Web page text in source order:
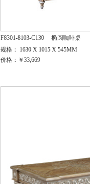
F8301-8103-C130
椭圆咖啡桌
规格： 1630 X 1015 X 545MM
价格：￥33,669